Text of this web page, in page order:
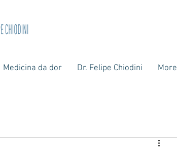
Medicina da dor Dr. Felipe Chiodini More